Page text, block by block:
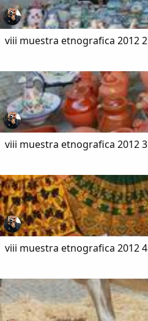
viii muestra etnografica 2012 2
viii muestra etnografica 2012 3
viii muestra etnografica 2012 4